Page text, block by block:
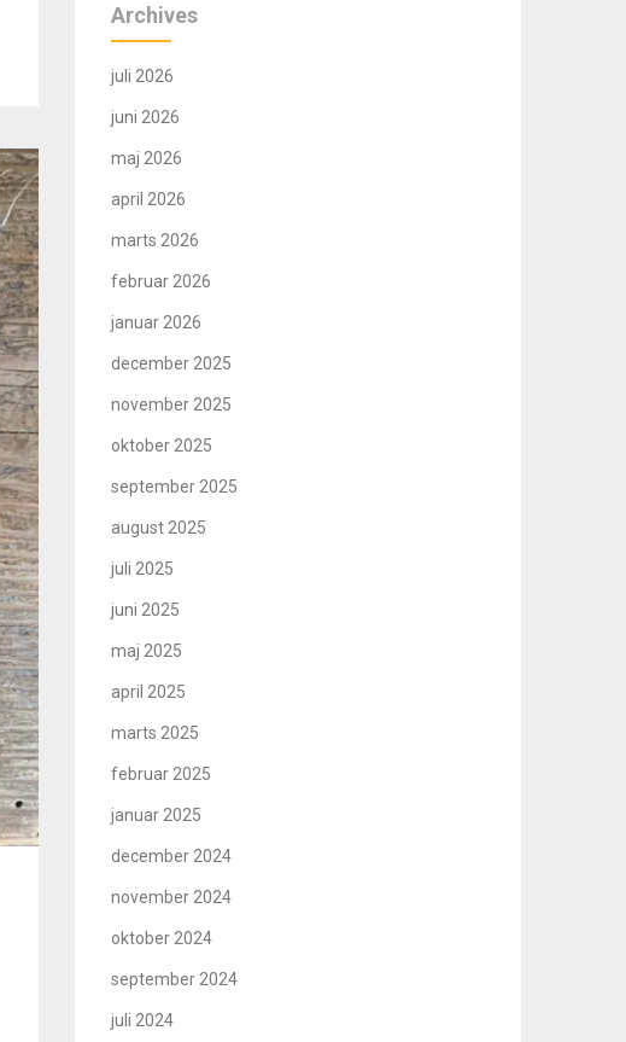
Archives
juli 2026
juni 2026
maj 2026
april 2026
marts 2026
februar 2026
januar 2026
december 2025
november 2025
oktober 2025
september 2025
august 2025
juli 2025
juni 2025
maj 2025
april 2025
marts 2025
februar 2025
januar 2025
december 2024
november 2024
oktober 2024
september 2024
juli 2024